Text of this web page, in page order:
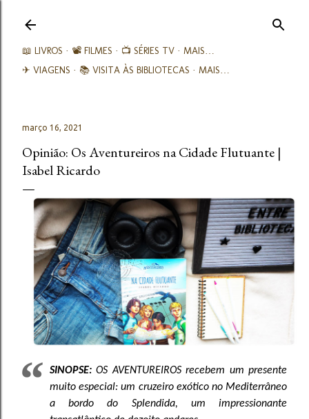
📖 LIVROS 📽️ FILMES 📺 SÉRIES TV
MAIS…
✈ VIAGENS
📚︎ VISITA ÀS BIBLIOTECAS MAIS…
março 16, 2021
Opinião: Os Aventureiros na Cidade Flutuante |
Isabel Ricardo
SINOPSE:OS AVENTUREIROS recebem um presente
muito especial: um cruzeiro exótico no Mediterrâneo
a bordo do Splendida, um impressionante